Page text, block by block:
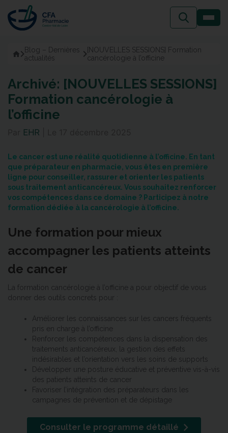
au
contenu
Accueil
Blog – Dernières
actualités
[NOUVELLES SESSIONS] Formation
cancérologie à l’officine
Archivé: [NOUVELLES SESSIONS]
Formation cancérologie à
l’officine
EHR
Le cancer est une réalité quotidienne à l’officine. En tant
que préparateur en pharmacie, vous êtes en première
ligne pour conseiller, rassurer et orienter les patients
sous traitement anticancéreux. Vous souhaitez renforcer
vos compétences dans ce domaine ? Participez à notre
formation dédiée à la cancérologie à l’officine.
Une formation pour mieux
accompagner les patients atteints
de cancer
La formation cancérologie à l’officine a pour objectif de vous
donner des outils concrets pour :
Améliorer les connaissances sur les cancers fréquents
pris en charge à l’officine
Renforcer les compétences dans la dispensation des
traitements anticancéreux, la gestion des effets
indésirables et l’orientation vers les soins de supports
Développer une posture éducative et préventive vis-à-vis
des patients atteints de cancer
Favoriser l’intégration des préparateurs dans les
campagnes de prévention et de dépistage
Consulter le programme détaillé